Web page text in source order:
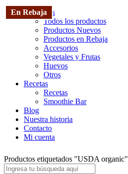
Productos
Todos los productos
Productos Nuevos
Productos en Rebaja
Accesorios
Vegetales y Frutas
Huevos
Otros
Recetas
Recetas
Smoothie Bar
Blog
Nuestra historia
Contacto
Mi cuenta
Productos etiquetados "USDA organic"